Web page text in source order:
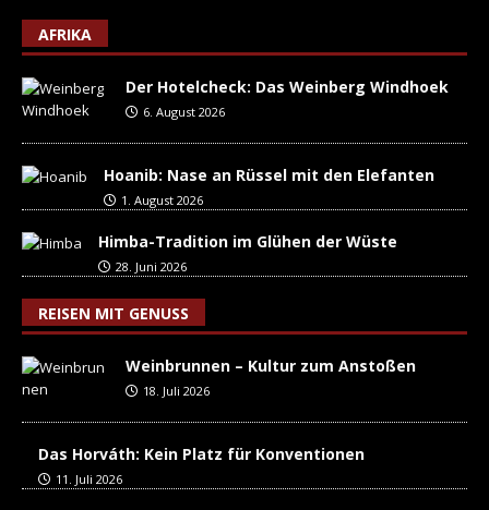
AFRIKA
Der Hotelcheck: Das Weinberg Windhoek
6. August 2026
Hoanib: Nase an Rüssel mit den Elefanten
1. August 2026
Himba-Tradition im Glühen der Wüste
28. Juni 2026
REISEN MIT GENUSS
Weinbrunnen – Kultur zum Anstoßen
18. Juli 2026
Das Horváth: Kein Platz für Konventionen
11. Juli 2026